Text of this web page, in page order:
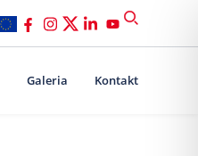
Galeria Kontakt